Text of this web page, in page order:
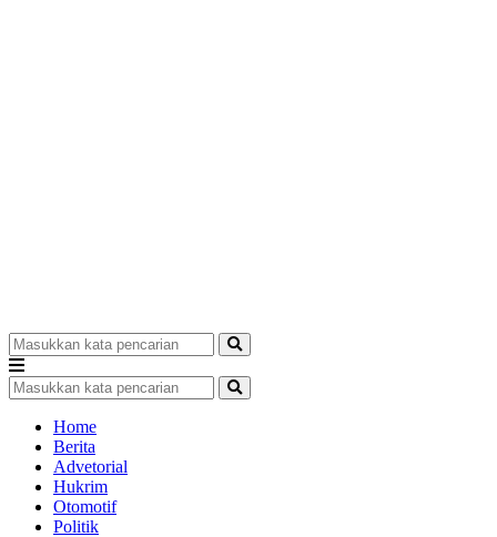
Home
Berita
Advetorial
Hukrim
Otomotif
Politik